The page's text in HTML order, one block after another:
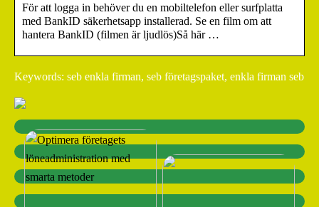
För att logga in behöver du en mobiltelefon eller surfplatta
med BankID säkerhetsapp installerad. Se en film om att
hantera BankID (filmen är ljudlös)Så här …
Keywords: seb enkla firman, seb företagspaket, enkla firman seb